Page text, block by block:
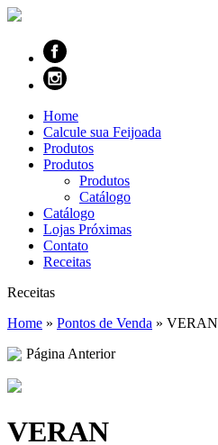
Home
Calcule sua Feijoada
Produtos
Produtos
Produtos
Catálogo
Catálogo
Lojas Próximas
Contato
Receitas
Receitas
Home » Pontos de Venda » VERAN
Página Anterior
VERAN